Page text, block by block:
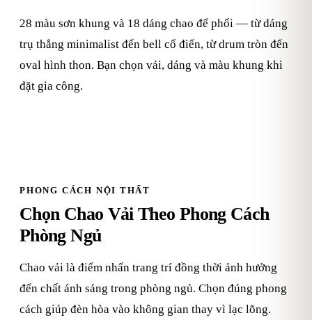
28 màu sơn khung và 18 dáng chao để phối — từ dáng
trụ thẳng minimalist đến bell cổ điển, từ drum tròn đến
oval hình thon. Bạn chọn vải, dáng và màu khung khi
đặt gia công.
PHONG CÁCH NỘI THẤT
Chọn Chao Vải Theo Phong Cách
Phòng Ngủ
Chao vải là điểm nhấn trang trí đồng thời ảnh hưởng
đến chất ánh sáng trong phòng ngủ. Chọn đúng phong
cách giúp đèn hòa vào không gian thay vì lạc lõng.